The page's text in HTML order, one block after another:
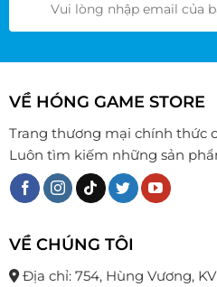
trên
phẩm
VỀ HÓNG GAME STORE
Trang thương mại chính thức
Luôn tìm kiếm những sản
VỀ CHÚNG TÔI
Địa chỉ: 754, Hùng Vương,